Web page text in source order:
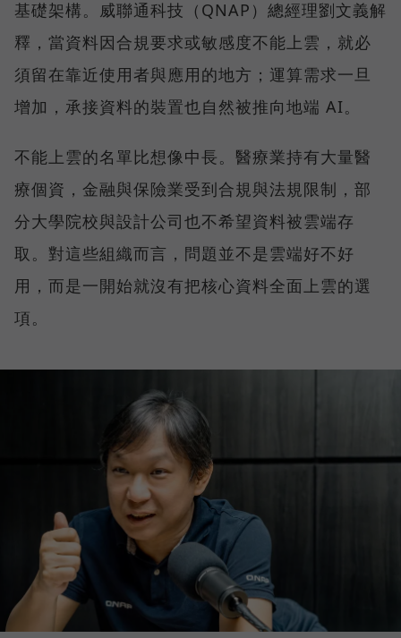
基礎架構。威聯通科技（QNAP）總經理劉文義解
釋，當資料因合規要求或敏感度不能上雲，就必
須留在靠近使用者與應用的地方；運算需求一旦
增加，承接資料的裝置也自然被推向地端 AI。
不能上雲的名單比想像中長。醫療業持有大量醫
療個資，金融與保險業受到合規與法規限制，部
分大學院校與設計公司也不希望資料被雲端存
取。對這些組織而言，問題並不是雲端好不好
用，而是一開始就沒有把核心資料全面上雲的選
項。